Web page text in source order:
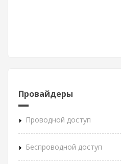
Провайдеры
Проводной доступ
Беспроводной доступ